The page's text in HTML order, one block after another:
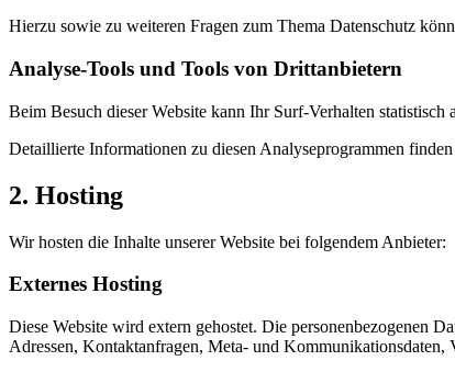
Hierzu sowie zu weiteren Fragen zum Thema Datenschutz
Analyse-Tools und Tools von Dritt­anbietern
Beim Besuch dieser Website kann Ihr Surf-Verhalten
Detaillierte Informationen zu diesen Analyseprogrammen
2. Hosting
Wir hosten die Inhalte unserer Website bei folgendem Anbieter:
Externes Hosting
Diese Website wird extern gehostet. Die personenbezogenen
Adressen, Kontaktanfragen, Meta- und Kommunikationsdaten,